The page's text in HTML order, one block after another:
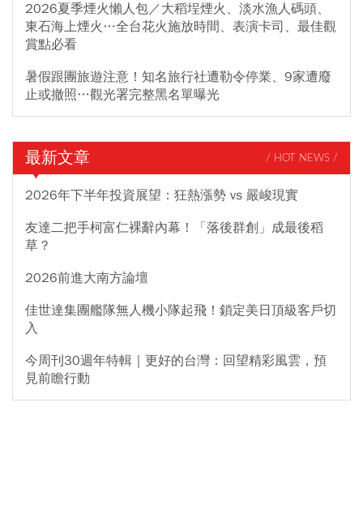
2026夏季煙火懶人包／大稻埕煙火、淡水漁人碼頭、
東石海上煙火…全台花火施放時間、表演卡司、最佳觀
賞點必看
暑假跟團旅遊注意！知名旅行社遭勒令停業、9家遭廢
止或撤照…觀光署完整黑名單曝光
最新文章 / HOT NEWS /
2026年下半年投資展望：狂熱漲勢 vs 嚴峻現實
友達二把手柯富仁裸辭內幕！「落後群創」成最後稻
草？
2026前進大南方論壇
佳世達集團艦隊無人機小隊起飛！鎖定美日頂級客戶切
入
今周刊30週年特輯｜更好的台灣：回望精彩風雲，預
見前瞻行動